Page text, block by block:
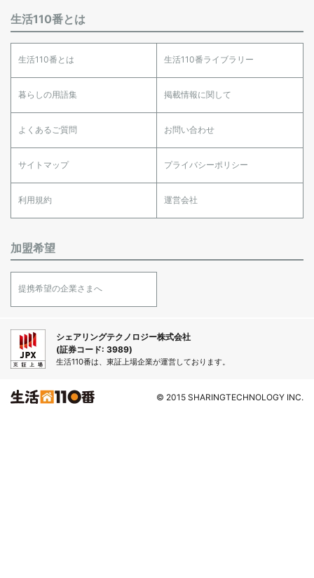
生活110番とは
生活110番とは 生活110番ライブラリー
暮らしの用語集 掲載情報に関して
よくあるご質問 お問い合わせ
サイトマップ プライバシーポリシー
利用規約 運営会社
加盟希望
提携希望の企業さまへ
シェアリングテクノロジー株式会社
(証券コード: 3989)
生活110番は、東証上場企業が運営しております。
© 2015 SHARINGTECHNOLOGY INC.